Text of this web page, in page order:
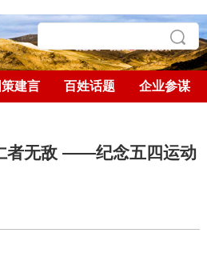
策建言 百姓话题 企业参谋
者无敌 ——纪念五四运动